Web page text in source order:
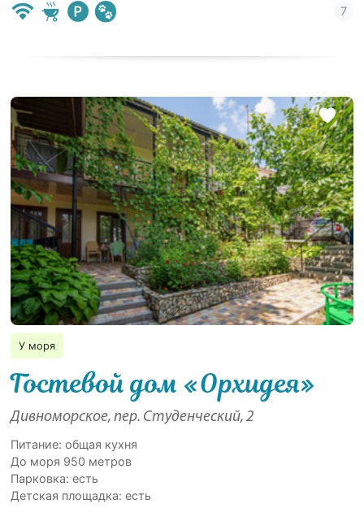
У моря
Гостевой дом «Орхидея»
Дивноморское, пер. Студенческий, 2
Питание: общая кухня
До моря 950 метров
Парковка: есть
Детская площадка: есть